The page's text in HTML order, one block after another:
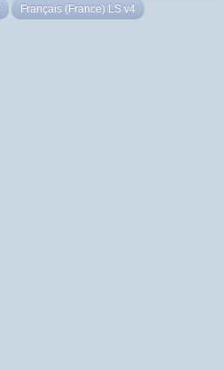
Français (France) LS v4